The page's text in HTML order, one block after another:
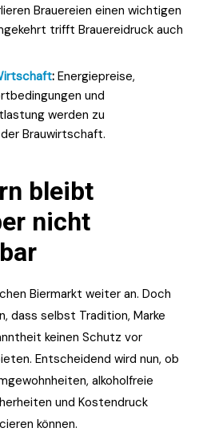
Brauereien einen wichtigen
trifft Brauereidruck auch
: Energiepreise,
und
werden zu
Brauwirtschaft.
bleibt
nicht
Biermarkt weiter an. Doch
dass selbst Tradition, Marke
keinen Schutz vor
Entscheidend wird nun, ob
alkoholfreie
und Kostendruck
können.